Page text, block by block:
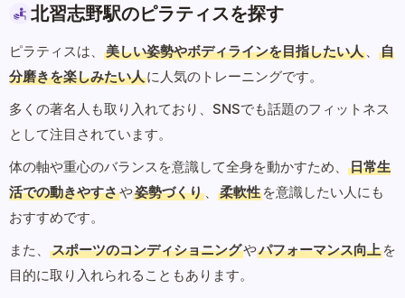
北習志野駅のピラティスを探す
ピラティスは、 美しい姿勢やボディラインを目指したい人 、
自
分磨きを楽しみたい人に人気のトレーニングです。
多くの著名人も取り入れており、SNSでも話題のフィットネス
として注目されています。
体の軸や重心のバランスを意識して全身を動かすため、
日常生
活での動きやすさや姿勢づくり 、 柔軟性 を意識したい人にも
おすすめです。
また、
スポーツのコンディショニングやパフォーマンス向上 を
目的に取り入れられることもあります。